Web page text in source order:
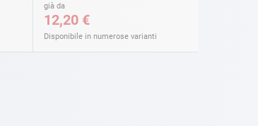
già da
12,20 €
Disponibile in numerose varianti